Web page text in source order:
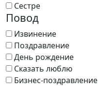
Сестре
Повод
Извинение
Поздравление
День рождение
Сказать люблю
Бизнес-поздравление